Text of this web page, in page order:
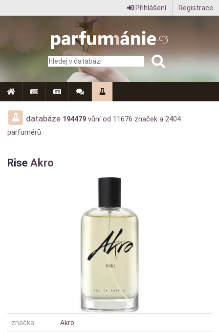
Přihlášení Registrace
Parfumanie.cz
–
vše
o
vůních,
parfémech
a
aromaterapii
databáze 194479 vůní od 11676 značek a 2404
parfumérů
Rise Akro
značka: Akro